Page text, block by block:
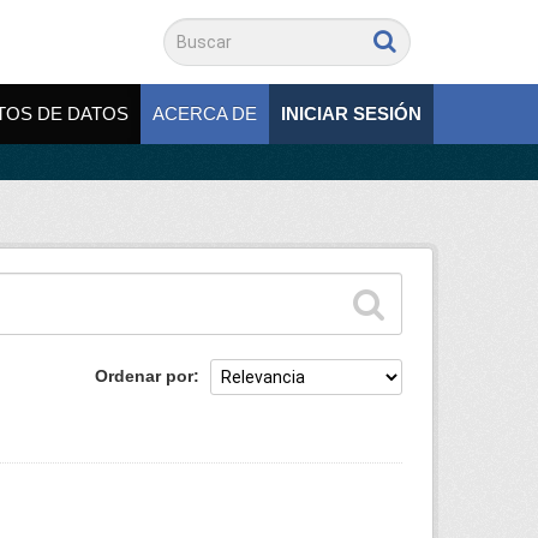
DE DATOS ACERCA DE INICIAR SESIÓN
Ordenar por